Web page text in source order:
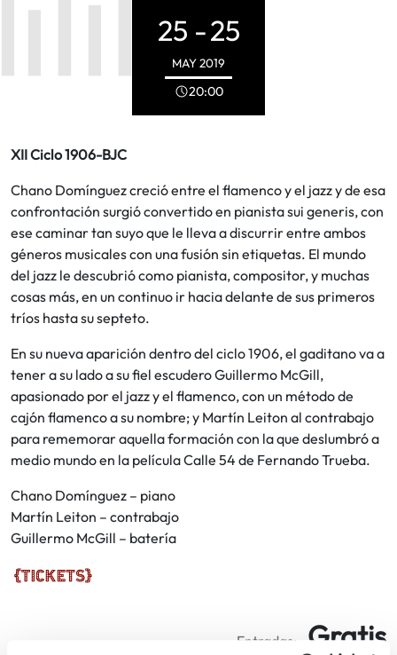
25 -25
MAY2019
20:00
XII Ciclo 1906-BJC
Chano Domínguez creció entre el flamenco y el jazz y de esa
confrontación surgió convertido en pianista sui generis, con
ese caminar tan suyo que le lleva a discurrir entre ambos
géneros musicales con una fusión sin etiquetas. El mundo
del jazz le descubrió como pianista, compositor, y muchas
cosas más, en un continuo ir hacia delante de sus primeros
tríos hasta su septeto.
En su nueva aparición dentro del ciclo 1906, el gaditano va a
tener a su lado a su fiel escudero Guillermo McGill,
apasionado por el jazz y el flamenco, con un método de
cajón flamenco a su nombre; y Martín Leiton al contrabajo
para rememorar aquella formación con la que deslumbró a
medio mundo en la película Calle 54 de Fernando Trueba.
Chano Domínguez – piano
Martín Leiton – contrabajo
Guillermo McGill – batería
Entradas: Gratis